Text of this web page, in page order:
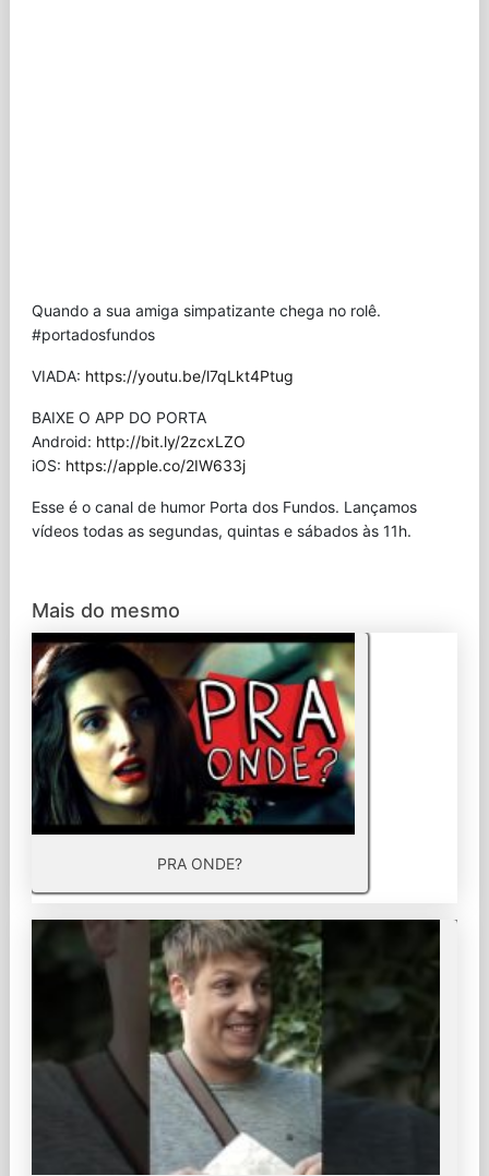
Quando a sua amiga simpatizante chega no rolê.
#portadosfundos
VIADA: https://youtu.be/l7qLkt4Ptug
BAIXE O APP DO PORTA
Android: http://bit.ly/2zcxLZO
iOS: https://apple.co/2IW633j
Esse é o canal de humor Porta dos Fundos. Lançamos
vídeos todas as segundas, quintas e sábados às 11h.
Mais do mesmo
PRA ONDE?